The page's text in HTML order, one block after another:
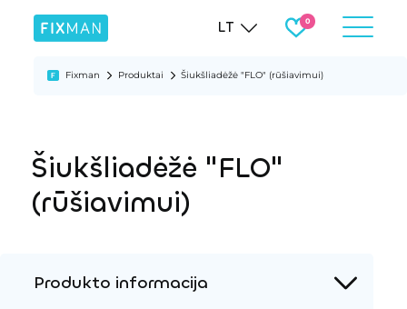
LT
Fixman Produktai Šiukšliadėžė "FLO" (rūšiavimui)
Šiukšliadėžė "FLO"
(rūšiavimui)
Produkto informacija